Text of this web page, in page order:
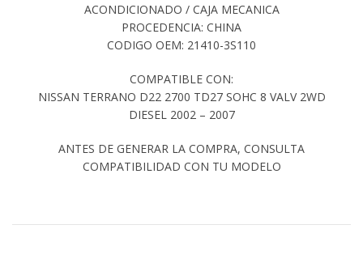
ACONDICIONADO / CAJA MECANICA
PROCEDENCIA: CHINA
CODIGO OEM: 21410-3S110
COMPATIBLE CON:
NISSAN TERRANO D22 2700 TD27 SOHC 8 VALV 2WD
DIESEL 2002 – 2007
ANTES DE GENERAR LA COMPRA, CONSULTA
COMPATIBILIDAD CON TU MODELO